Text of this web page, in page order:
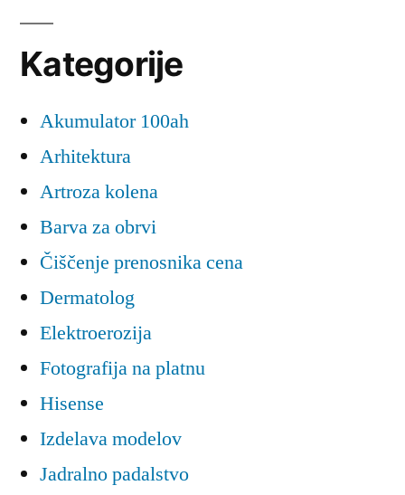
Kategorije
Akumulator 100ah
Arhitektura
Artroza kolena
Barva za obrvi
Čiščenje prenosnika cena
Dermatolog
Elektroerozija
Fotografija na platnu
Hisense
Izdelava modelov
Jadralno padalstvo